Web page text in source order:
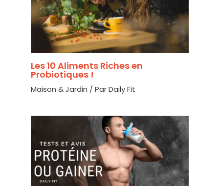
Les 10 Aliments Riches en
Probiotiques !
Maison & Jardin / ParDaily Fit